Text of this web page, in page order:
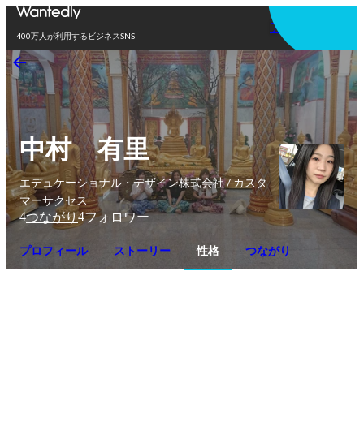
400万人が利用するビジネスSNS
アプリを使う
中村 有里
エデュケーショナル・デザイン株式会社 / カスタ
マーサクセス
4つながり4フォロワー
プロフィール ストーリー 性格 つながり